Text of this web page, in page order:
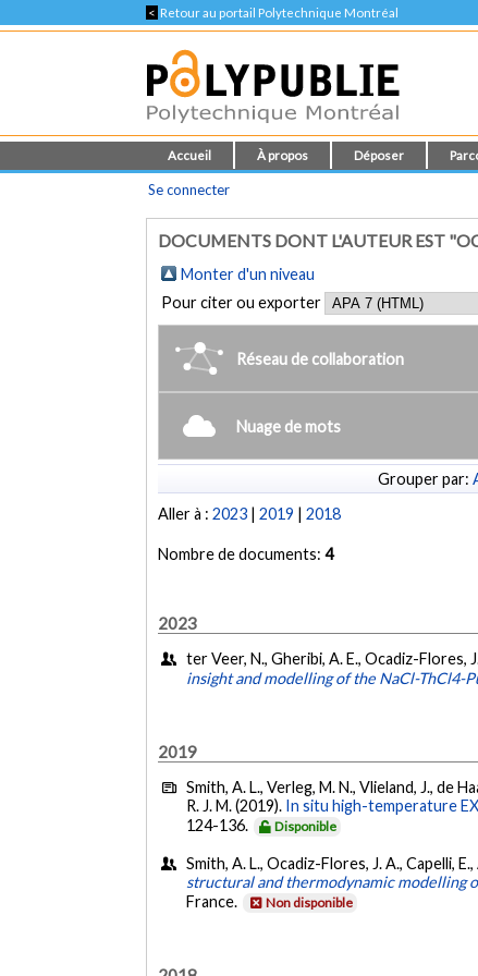
< Retour au portail Polytechnique Montréal
Accueil À propos Déposer
Se connecter
DOCUMENTS DONT L'AUTEUR EST
Monter d'un niveau
Pour citer ou exporter
Réseau de collaboration
Nuage de mots
Grouper par:
Aller à :2023 |2019 |2018
Nombre de documents:4
2023
ter Veer, N., Gheribi, A. E., Ocadiz-Flores,
insight and modelling of the NaCl-ThCl4-
2019
Smith, A. L., Verleg, M. N., Vlieland, J., de
R. J. M. (2019). In situ high-temperature
124-136.
Disponible
Smith, A. L., Ocadiz-Flores, J. A., Capelli,
structural and thermodynamic modelling
France.
Non disponible